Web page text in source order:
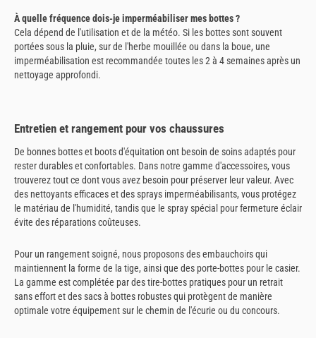
À quelle fréquence dois-je imperméabiliser mes bottes ?
Cela dépend de l'utilisation et de la météo. Si les bottes sont souvent
portées sous la pluie, sur de l'herbe mouillée ou dans la boue, une
imperméabilisation est recommandée toutes les 2 à 4 semaines après un
nettoyage approfondi.
Entretien et rangement pour vos chaussures
De bonnes bottes et boots d'équitation ont besoin de soins adaptés pour
rester durables et confortables. Dans notre gamme d'accessoires, vous
trouverez tout ce dont vous avez besoin pour préserver leur valeur. Avec
des nettoyants efficaces et des sprays imperméabilisants, vous protégez
le matériau de l'humidité, tandis que le spray spécial pour fermeture éclair
évite des réparations coûteuses.
Pour un rangement soigné, nous proposons des embauchoirs qui
maintiennent la forme de la tige, ainsi que des porte-bottes pour le casier.
La gamme est complétée par des tire-bottes pratiques pour un retrait
sans effort et des sacs à bottes robustes qui protègent de manière
optimale votre équipement sur le chemin de l'écurie ou du concours.